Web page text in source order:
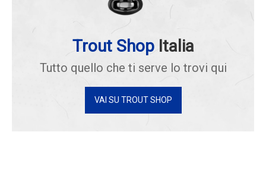
Trout ShopItalia
Tutto quello che ti serve lo trovi qui
VAI SU TROUT SHOP